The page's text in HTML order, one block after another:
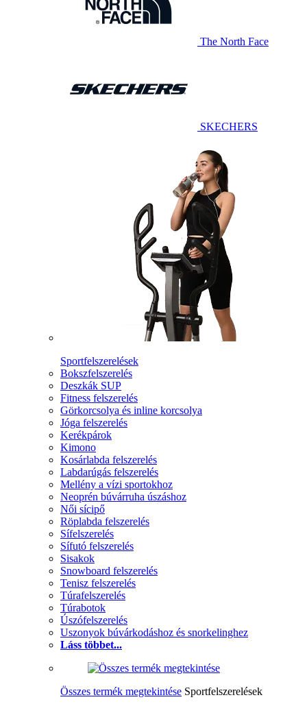
The North Face
SKECHERS
Sportfelszerelések
Bokszfelszerelés
Deszkák SUP
Fitness felszerelés
Görkorcsolya és inline korcsolya
Jóga felszerelés
Kerékpárok
Kimono
Kosárlabda felszerelés
Labdarúgás felszerelés
Mellény a vízi sportokhoz
Neoprén búvárruha úszáshoz
Női sícipő
Röplabda felszerelés
Sífelszerelés
Sífutó felszerelés
Sisakok
Snowboard felszerelés
Tenisz felszerelés
Túrafelszerelés
Túrabotok
Úszófelszerelés
Uszonyok búvárkodáshoz és snorkelinghez
Láss többet...
Összes termék megtekintése Sportfelszerelések